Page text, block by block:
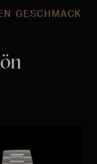
GESCHMACK